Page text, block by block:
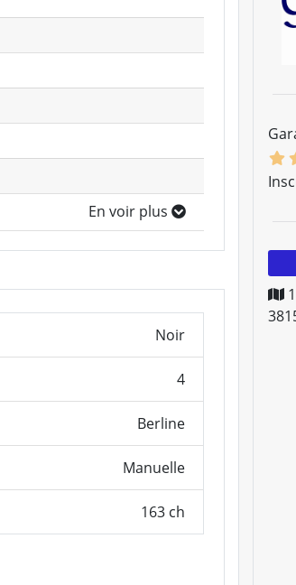
En voir plus
Noir
4
Berline
Manuelle
163 ch